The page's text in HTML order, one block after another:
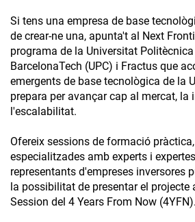
Si tens una empresa de base
de crear-ne una, apunta't al Next
programa de la Universitat
BarcelonaTech (UPC) i Fractus que
emergents de base tecnològica de la
prepara per avançar cap al mercat, la
l'escalabilitat.
Ofereix sessions de formació
especialitzades amb experts i
representants d'empreses inversores
la possibilitat de presentar el projecte
Session del 4 Years From Now (4YFN).